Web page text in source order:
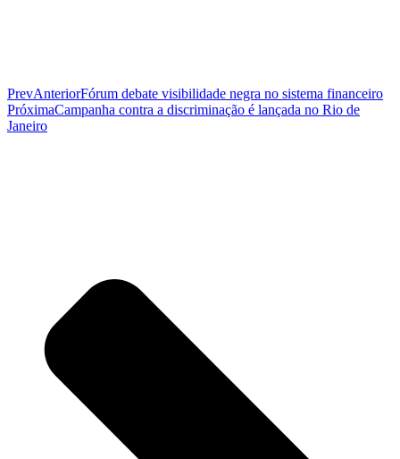
PrevAnteriorFórum debate visibilidade negra no sistema financeiro
PróximaCampanha contra a discriminação é lançada no Rio de
Janeiro